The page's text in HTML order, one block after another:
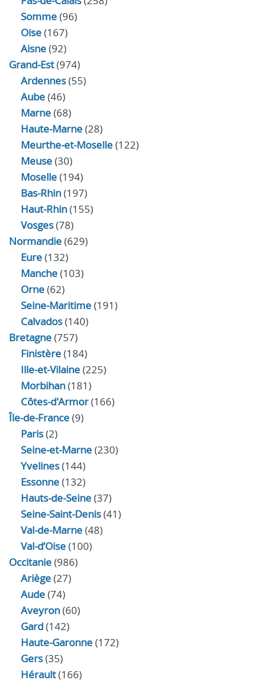
Somme(96)
Oise(167)
Aisne(92)
Grand-Est(974)
Ardennes(55)
Aube(46)
Marne(68)
Haute-Marne(28)
Meurthe-et-Moselle(122)
Meuse(30)
Moselle(194)
Bas-Rhin(197)
Haut-Rhin(155)
Vosges(78)
Normandie(629)
Eure(132)
Manche(103)
Orne(62)
Seine-Maritime(191)
Calvados(140)
Bretagne(757)
Finistère(184)
Ille-et-Vilaine(225)
Morbihan(181)
Côtes-d'Armor(166)
Île-de-France(9)
Paris(2)
Seine-et-Marne(230)
Yvelines(144)
Essonne(132)
Hauts-de-Seine(37)
Seine-Saint-Denis(41)
Val-de-Marne(48)
Val-d’Oise(100)
Occitanie(986)
Ariège(27)
Aude(74)
Aveyron(60)
Gard(142)
Haute-Garonne(172)
Gers(35)
Hérault(166)